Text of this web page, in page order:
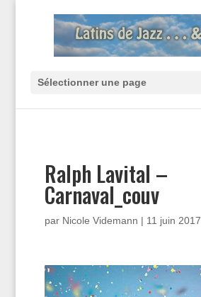
Sélectionner une page
Ralph Lavital –
Carnaval_couv
par Nicole Videmann | 11 juin 2017